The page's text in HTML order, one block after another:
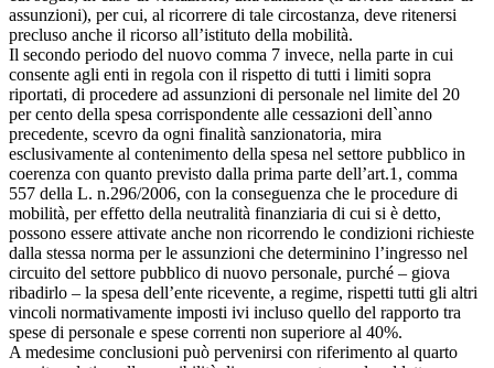
assunzioni), per cui, al ricorrere di tale circostanza, deve ritenersi
precluso anche il ricorso all’istituto della mobilità.
Il secondo periodo del nuovo comma 7 invece, nella parte in cui
consente agli enti in regola con il rispetto di tutti i limiti sopra
riportati, di procedere ad assunzioni di personale nel limite del 20
per cento della spesa corrispondente alle cessazioni dell`anno
precedente, scevro da ogni finalità sanzionatoria, mira
esclusivamente al contenimento della spesa nel settore pubblico in
coerenza con quanto previsto dalla prima parte dell’art.1, comma
557 della L. n.296/2006, con la conseguenza che le procedure di
mobilità, per effetto della neutralità finanziaria di cui si è detto,
possono essere attivate anche non ricorrendo le condizioni richieste
dalla stessa norma per le assunzioni che determinino l’ingresso nel
circuito del settore pubblico di nuovo personale, purché – giova
ribadirlo – la spesa dell’ente ricevente, a regime, rispetti tutti gli altri
vincoli normativamente imposti ivi incluso quello del rapporto tra
spese di personale e spese correnti non superiore al 40%.
A medesime conclusioni può pervenirsi con riferimento al quarto